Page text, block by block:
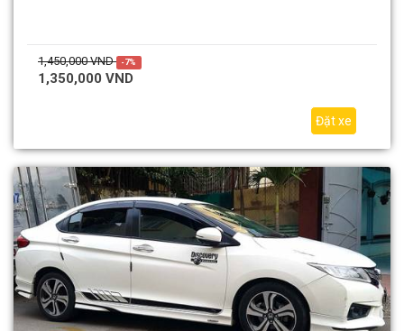
1,450,000 VND -7%
1,350,000 VND
Đặt xe